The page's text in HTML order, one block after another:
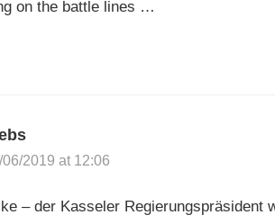
on the battle lines …
06/2019 at 12:06
– der Kasseler Regierungspräsident